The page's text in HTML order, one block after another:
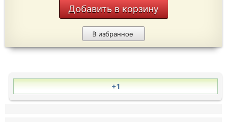
Добавить в корзину
В избранное
+1